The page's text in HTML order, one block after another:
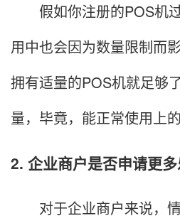
假如你注册的POS机
用中也会因为数量限制而
拥有适量的POS机就足够
量，毕竟，能正常使用上
2. 企业商户是否申请更
对于企业商户来说，